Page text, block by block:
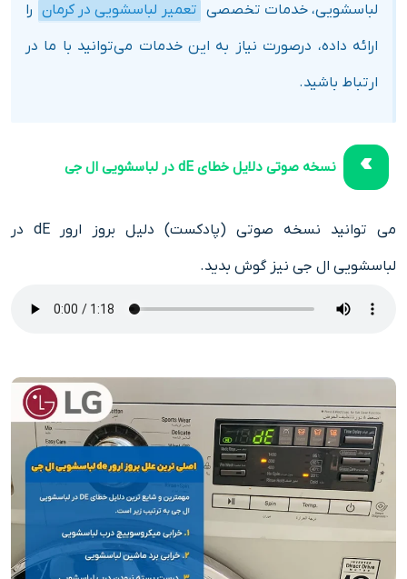
لباسشویی، خدمات تخصصی تعمیر لباسشویی در کرمان را
ارائه داده، درصورت نیاز به این خدمات می‌توانید با ما در
ارتباط باشید.
نسخه صوتی دلایل خطای dE در لباسشویی ال جی
می توانید نسخه صوتی (پادکست) دلیل بروز ارور dE در
لباسشویی ال جی نیز گوش بدید.